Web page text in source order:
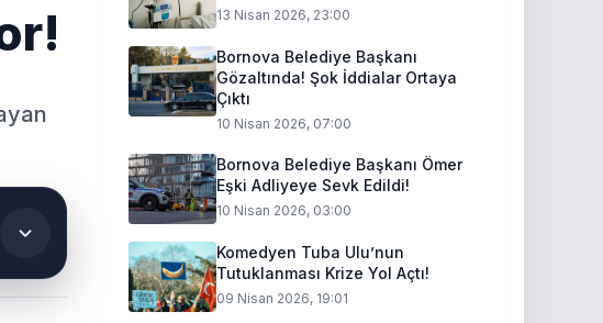
13 Nisan 2026, 23:00
Bornova Belediye Başkanı
Gözaltında! Şok İddialar Ortaya
Çıktı
10 Nisan 2026, 07:00
Bornova Belediye Başkanı Ömer
Eşki Adliyeye Sevk Edildi!
10 Nisan 2026, 03:00
Komedyen Tuba Ulu’nun
Tutuklanması Krize Yol Açtı!
09 Nisan 2026, 19:01